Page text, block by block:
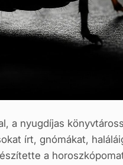
a nyugdíjas
írt, gnómákat,
a